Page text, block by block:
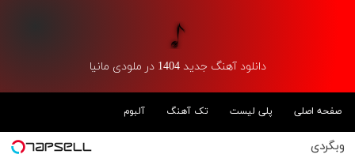
دانلود آهنگ جدید 1404 در ملودی مانیا
صفحه اصلی پلی لیست تک آهنگ آلبوم
وبگردی